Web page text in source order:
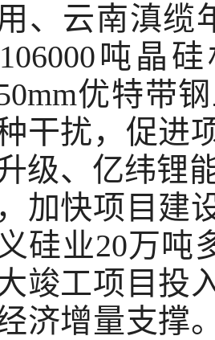
、云南滇缆
吨晶
优特带
干扰，促进
级、亿纬锂
加快项目建
硅业20万吨
竣工项目投
济增量支撑